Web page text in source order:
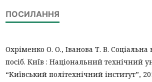
ПОСИЛАННЯ
Охріменко О. О., Іванова Т. В. Соціальна
посіб. Київ : Національний технічний
“Київський політехнічний інститут”,